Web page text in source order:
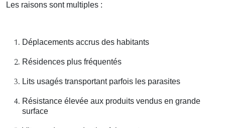
Les raisons sont multiples :
Déplacements accrus des habitants
Résidences plus fréquentés
Lits usagés transportant parfois les parasites
Résistance élevée aux produits vendus en grande
surface